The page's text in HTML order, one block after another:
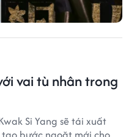
vai tù nhân trong
Si Yang sẽ tái xuất